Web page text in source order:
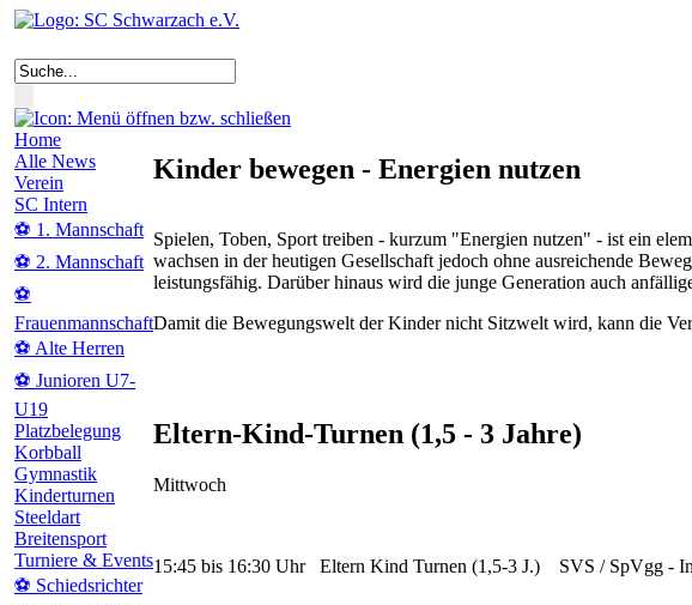
Home
Alle News
Verein
SC Intern
⚽ 1. Mannschaft
⚽ 2. Mannschaft
⚽
Frauenmannschaft
⚽ Alte Herren
⚽ Junioren U7-
U19
Platzbelegung
Korbball
Gymnastik
Kinderturnen
Steeldart
Breitensport
Turniere & Events
⚽ Schiedsrichter
Kinder bewegen - Energien nutzen
Spielen, Toben, Sport treiben - kurzum "Energien nutzen" - ist ein
wachsen in der heutigen Gesellschaft jedoch ohne ausreichende
leistungsfähig. Darüber hinaus wird die junge Generation auch
Damit die Bewegungswelt der Kinder nicht Sitzwelt wird, kann die
Eltern-Kind-Turnen (1,5 - 3 Jahre)
Mittwoch
15:45 bis 16:30 Uhr Eltern Kind Turnen (1,5-3 J.) SVS / SpVgg -